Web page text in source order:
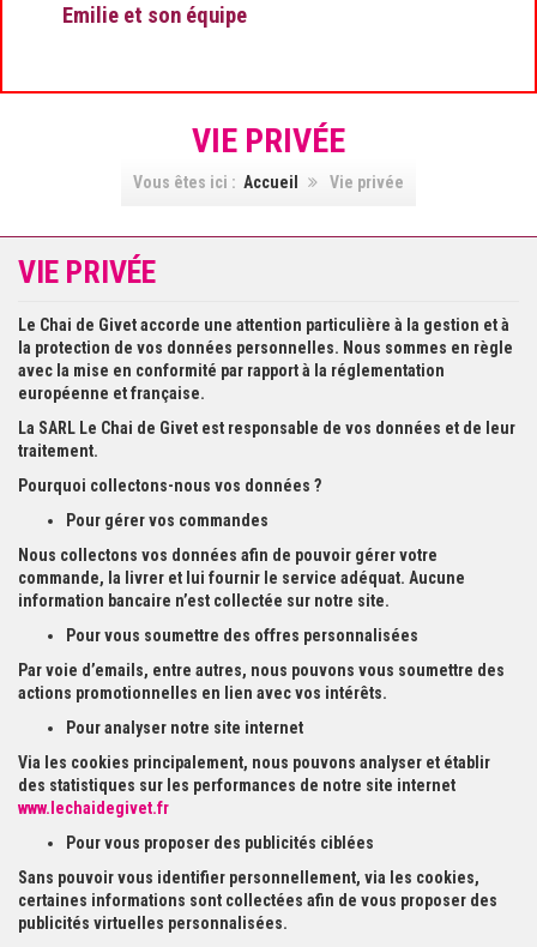
Emilie et son équipe
VIE PRIVÉE
Vous êtes ici : Accueil Vie privée
VIE PRIVÉE
Le Chai de Givet accorde une attention particulière à la gestion et à
la protection de vos données personnelles. Nous sommes en règle
avec la mise en conformité par rapport à la réglementation
européenne et française.
La SARL Le Chai de Givet est responsable de vos données et de leur
traitement.
Pourquoi collectons-nous vos données ?
Pour gérer vos commandes
Nous collectons vos données afin de pouvoir gérer votre
commande, la livrer et lui fournir le service adéquat. Aucune
information bancaire n’est collectée sur notre site.
Pour vous soumettre des offres personnalisées
Par voie d’emails, entre autres, nous pouvons vous soumettre des
actions promotionnelles en lien avec vos intérêts.
Pour analyser notre site internet
Via les cookies principalement, nous pouvons analyser et établir
des statistiques sur les performances de notre site internet
www.lechaidegivet.fr
Pour vous proposer des publicités ciblées
Sans pouvoir vous identifier personnellement, via les cookies,
certaines informations sont collectées afin de vous proposer des
publicités virtuelles personnalisées.